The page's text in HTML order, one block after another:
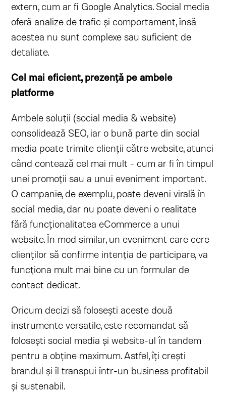
extern, cum ar fi Google Analytics. Social media
oferă analize de trafic și comportament, însă
acestea nu sunt complexe sau suficient de
detaliate.
Cel mai eficient, prezență pe ambele
platforme
Ambele soluții (social media & website)
consolidează SEO, iar o bună parte din social
media poate trimite clienții către website, atunci
când contează cel mai mult - cum ar fi în timpul
unei promoții sau a unui eveniment important.
O campanie, de exemplu, poate deveni virală în
social media, dar nu poate deveni o realitate
fără funcționalitatea eCommerce a unui
website. În mod similar, un eveniment care cere
clienților să confirme intenția de participare, va
funcționa mult mai bine cu un formular de
contact dedicat.
Oricum decizi să folosești aceste două
instrumente versatile, este recomandat să
folosești social media și website-ul în tandem
pentru a obține maximum. Astfel, îți crești
brandul și îl transpui într-un business profitabil
și sustenabil.